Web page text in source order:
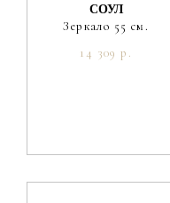
СОУЛ
Зеркало 55 см.
14 309 р.